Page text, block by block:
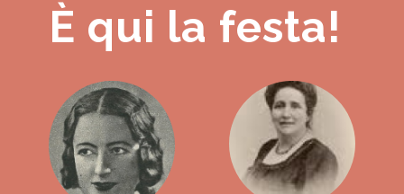
È qui la festa!